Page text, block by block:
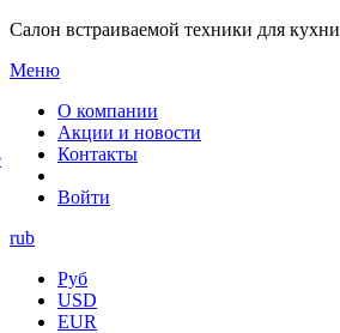
Салон встраиваемой техники для кухни
Меню
О компании
Акции и новости
Контакты
Войти
rub
Руб
USD
EUR